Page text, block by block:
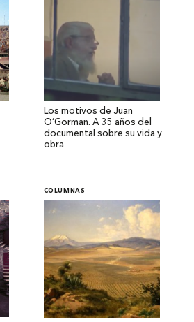
Los motivos de Juan
O’Gorman. A 35 años del
documental sobre su vida y
obra
COLUMNAS